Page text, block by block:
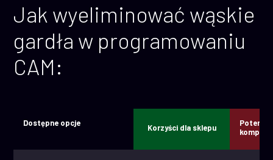
Jak wyeliminować wąskie
gardła w programowaniu
CAM:
Dostępne opcje Korzyści dla sklepu